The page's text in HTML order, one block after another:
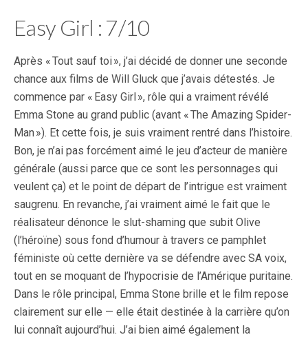
Easy Girl : 7/10
Après « Tout sauf toi », j’ai décidé de donner une seconde
chance aux films de Will Gluck que j’avais détestés. Je
commence par « Easy Girl », rôle qui a vraiment révélé
Emma Stone au grand public (avant « The Amazing Spider-
Man »). Et cette fois, je suis vraiment rentré dans l’histoire.
Bon, je n’ai pas forcément aimé le jeu d’acteur de manière
générale (aussi parce que ce sont les personnages qui
veulent ça) et le point de départ de l’intrigue est vraiment
saugrenu. En revanche, j’ai vraiment aimé le fait que le
réalisateur dénonce le slut-shaming que subit Olive
(l’héroïne) sous fond d’humour à travers ce pamphlet
féministe où cette dernière va se défendre avec SA voix,
tout en se moquant de l’hypocrisie de l’Amérique puritaine.
Dans le rôle principal, Emma Stone brille et le film repose
clairement sur elle — elle était destinée à la carrière qu’on
lui connaît aujourd’hui. J’ai bien aimé également la